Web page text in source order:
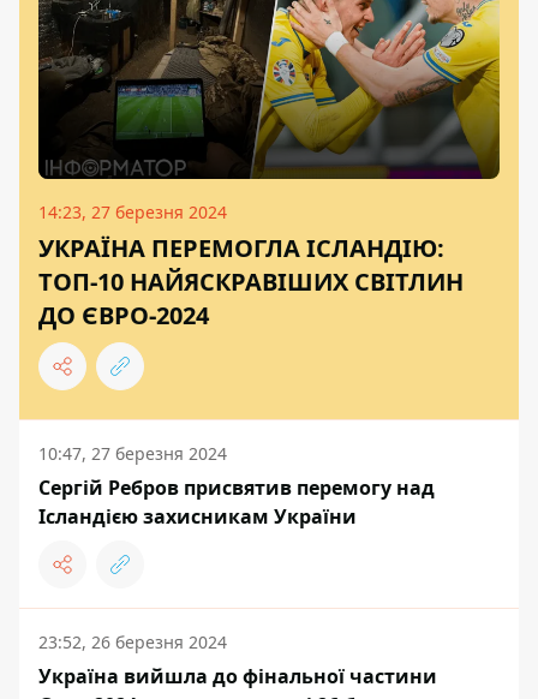
14:23, 27 березня 2024
УКРАЇНА ПЕРЕМОГЛА ІСЛАНДІЮ:
ТОП-10 НАЙЯСКРАВІШИХ СВІТЛИН
ДО ЄВРО-2024
10:47, 27 березня 2024
Сергій Ребров присвятив перемогу над
Ісландією захисникам України
23:52, 26 березня 2024
Україна вийшла до фінальної частини